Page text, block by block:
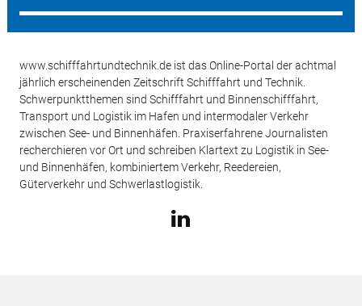
www.schifffahrtundtechnik.de ist das Online-Portal der achtmal
jährlich erscheinenden Zeitschrift Schifffahrt und Technik.
Schwerpunktthemen sind Schifffahrt und Binnenschifffahrt,
Transport und Logistik im Hafen und intermodaler Verkehr
zwischen See- und Binnenhäfen. Praxiserfahrene Journalisten
recherchieren vor Ort und schreiben Klartext zu Logistik in See-
und Binnenhäfen, kombiniertem Verkehr, Reedereien,
Güterverkehr und Schwerlastlogistik.